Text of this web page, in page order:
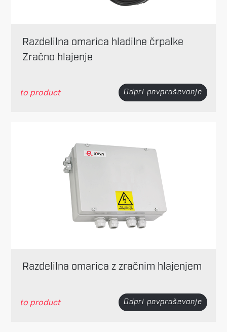
Razdelilna omarica hladilne črpalke
Zračno hlajenje
to product Odpri povpraševanje
Razdelilna omarica z zračnim hlajenjem
to product Odpri povpraševanje